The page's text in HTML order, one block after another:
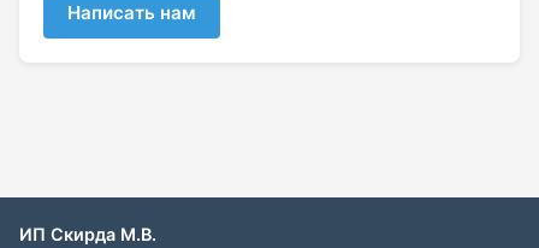
Написать нам
ИП Скирда М.В.